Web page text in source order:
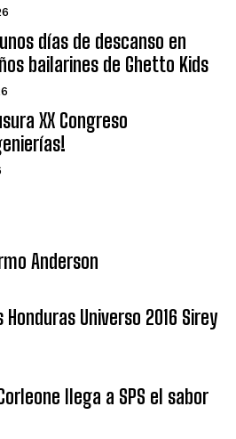
días de descanso en
bailarines de Ghetto Kids
XX Congreso
Anderson
Universo 2016 Sirey
llega a SPS el sabor